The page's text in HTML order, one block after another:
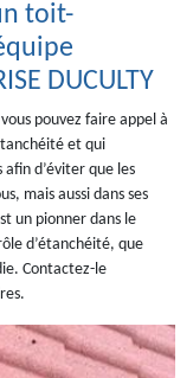
toit-
DUCULTY
pouvez faire appel à
et qui
d’éviter que les
mais aussi dans ses
un pionner dans le
d’étanchéité, que
Contactez-le